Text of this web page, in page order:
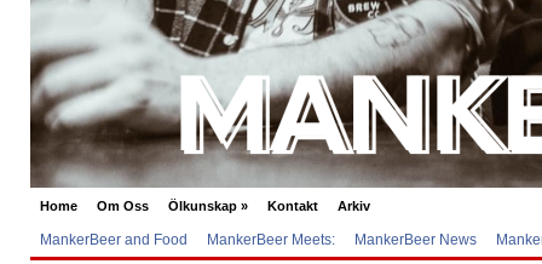
Home Om Oss Ölkunskap » Kontakt Arkiv
MankerBeer and Food MankerBeer Meets: MankerBeer News